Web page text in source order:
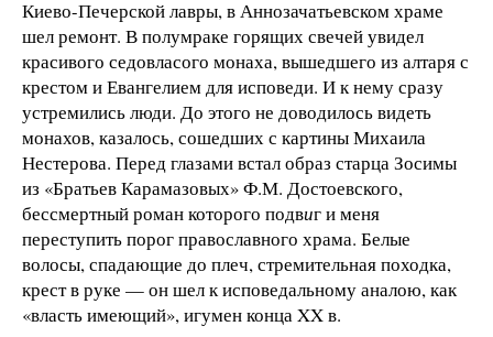
Киево-Печерской лавры, в Аннозачатьевском храме
шел ремонт. В полумраке горящих свечей увидел
красивого седовласого монаха, вышедшего из алтаря с
крестом и Евангелием для исповеди. И к нему сразу
устремились люди. До этого не доводилось видеть
монахов, казалось, сошедших с картины Михаила
Нестерова. Перед глазами встал образ старца Зосимы
из «Братьев Карамазовых» Ф.М. Достоевского,
бессмертный роман которого подвиг и меня
переступить порог православного храма. Белые
волосы, спадающие до плеч, стремительная походка,
крест в руке — он шел к исповедальному аналою, как
«власть имеющий», игумен конца XX в.